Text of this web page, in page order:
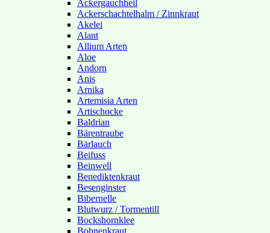
Ackergauchheil
Ackerschachtelhalm / Zinnkraut
Akelei
Alant
Allium Arten
Aloe
Andorn
Anis
Arnika
Artemisia Arten
Artischocke
Baldrian
Bärentraube
Bärlauch
Beifuss
Beinwell
Benediktenkraut
Besenginster
Bibernelle
Blutwurz / Tormentill
Bockshornklee
Bohnenkraut